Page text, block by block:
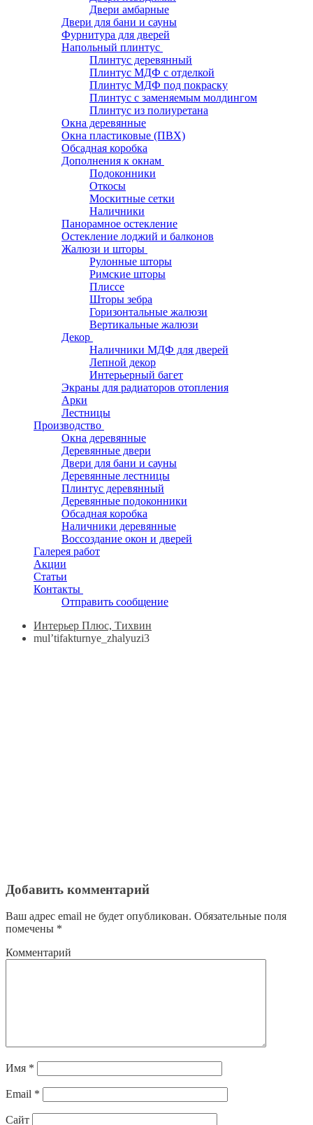
Двери амбарные
Двери для бани и сауны
Фурнитура для дверей
Напольный плинтус
Плинтус деревянный
Плинтус МДФ с отделкой
Плинтус МДФ под покраску
Плинтус с заменяемым молдингом
Плинтус из полиуретана
Окна деревянные
Окна пластиковые (ПВХ)
Обсадная коробка
Дополнения к окнам
Подоконники
Откосы
Москитные сетки
Наличники
Панорамное остекление
Остекление лоджий и балконов
Жалюзи и шторы
Рулонные шторы
Римские шторы
Плиссе
Шторы зебра
Горизонтальные жалюзи
Вертикальные жалюзи
Декор
Наличники МДФ для дверей
Лепной декор
Интерьерный багет
Экраны для радиаторов отопления
Арки
Лестницы
Производство
Окна деревянные
Деревянные двери
Двери для бани и сауны
Деревянные лестницы
Плинтус деревянный
Деревянные подоконники
Обсадная коробка
Наличники деревянные
Воссоздание окон и дверей
Галерея работ
Акции
Статьи
Контакты
Отправить сообщение
Интерьер Плюс, Тихвин
mul’tifakturnye_zhalyuzi3
Добавить комментарий
Ваш адрес email не будет опубликован. Обязательные поля
помечены *
Комментарий
Имя *
Email *
Сайт